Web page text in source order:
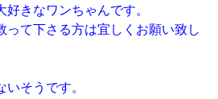
きなワンちゃんです。
って下さる方は宜しくお願い致し
そうです。